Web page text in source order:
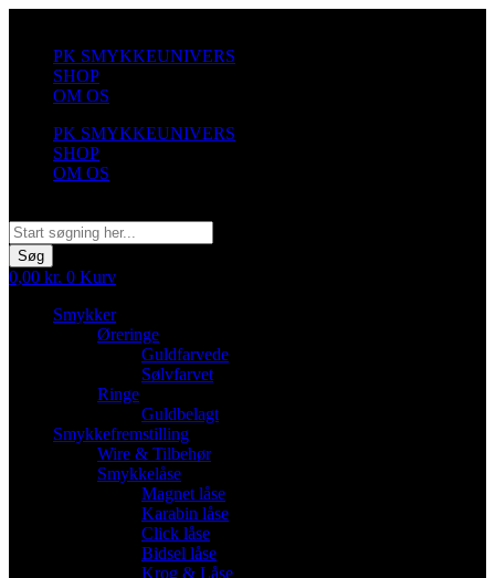
indholdPK SMYKKEUNIVERS
SHOP
OM OS
PK SMYKKEUNIVERS
SHOP
OM OS
Søg
0,00 kr. 0 Kurv
Smykker
Øreringe
Guldfarvede
Sølvfarvet
Ringe
Guldbelagt
Smykkefremstilling
Wire & Tilbehør
Smykkelåse
Magnet låse
Karabin låse
Click låse
Bidsel låse
Krog & Låse